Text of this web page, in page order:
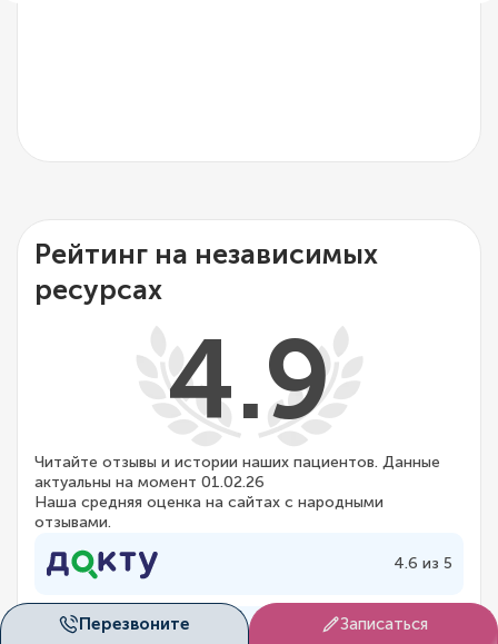
Перезвоните Записаться
Рейтинг на независимых
ресурсах
4.9
Читайте отзывы и истории наших пациентов. Данные
актуальны на момент 01.02.26
Наша средняя оценка на сайтах с народными
отзывами.
4.6 из 5